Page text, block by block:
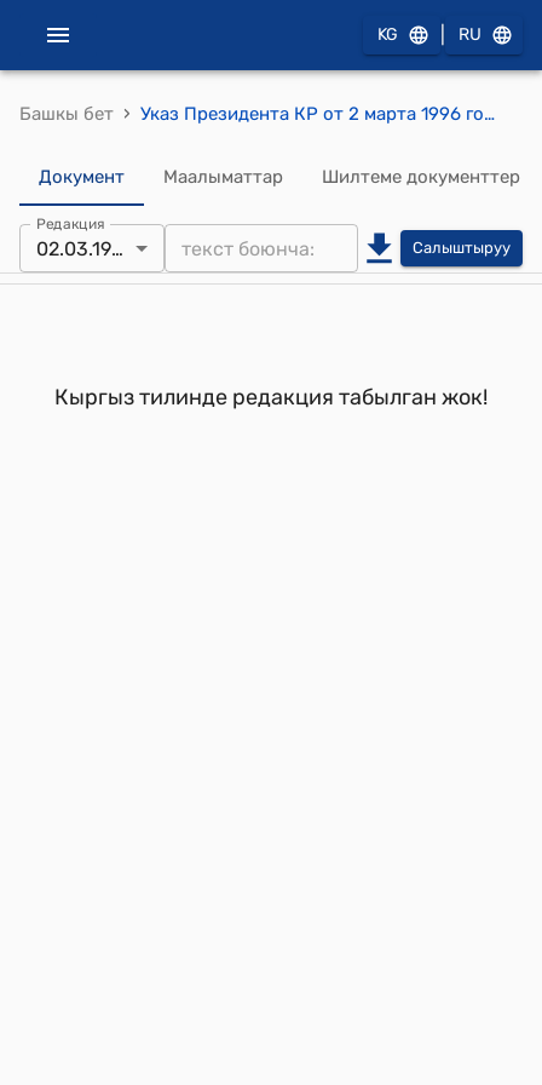
KG RU
Башкы бет › Указ Президента КР от 2 марта 1996 года УП №43 "Об Ишимове Б.Б."
Документ Маалыматтар Шилтеме документтер
Редакция
02.03.1996 Салыштыруу
Кыргыз тилинде редакция табылган жок!